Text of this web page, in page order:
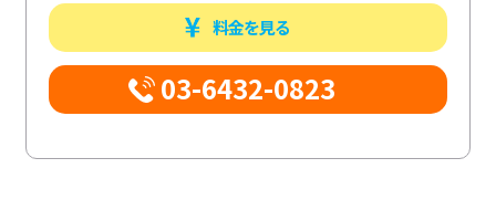
料金を見る
03-6432-0823